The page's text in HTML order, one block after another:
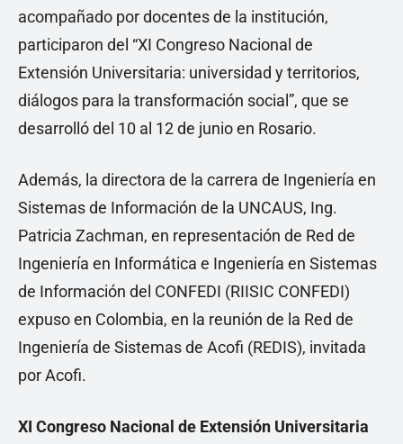
acompañado por docentes de la institución,
participaron del “XI Congreso Nacional de
Extensión Universitaria: universidad y territorios,
diálogos para la transformación social”, que se
desarrolló del 10 al 12 de junio en Rosario.
Además, la directora de la carrera de Ingeniería en
Sistemas de Información de la UNCAUS, Ing.
Patricia Zachman, en representación de Red de
Ingeniería en Informática e Ingeniería en Sistemas
de Información del CONFEDI (RIISIC CONFEDI)
expuso en Colombia, en la reunión de la Red de
Ingeniería de Sistemas de Acofi (REDIS), invitada
por Acofi.
XI Congreso Nacional de Extensión Universitaria